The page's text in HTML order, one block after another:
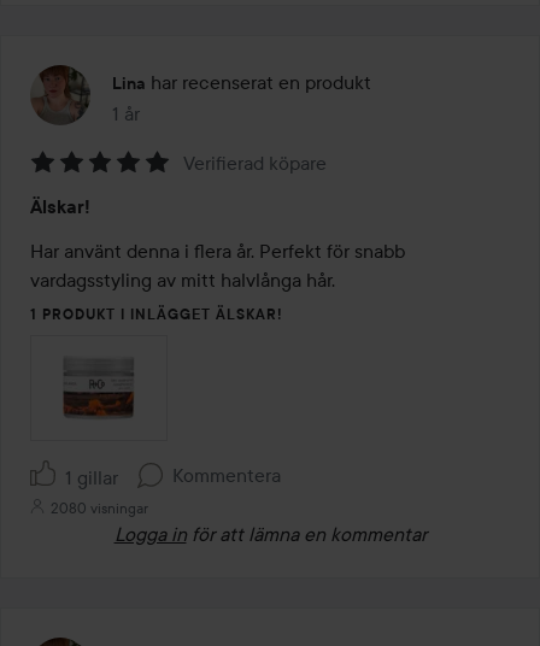
Lina har recenserat en produkt
1 år
Inlägget skapades 1 år
5
av
5
Verifierad köpare
Älskar!
Har använt denna i flera år. Perfekt för snabb
vardagsstyling av mitt halvlånga hår.
1 PRODUKT I INLÄGGET ÄLSKAR!
1 gillar Kommentera
2080 visningar
Logga in för att lämna en kommentar